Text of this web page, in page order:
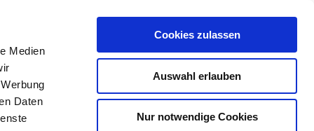
Medien
Daten
Cookies zulassen
Auswahl erlauben
Nur notwendige Cookies